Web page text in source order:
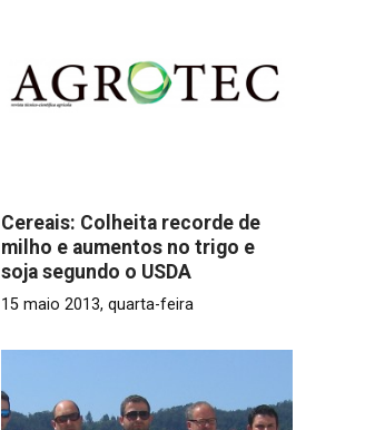
Cereais: Colheita recorde de
milho e aumentos no trigo e
soja segundo o USDA
15 maio 2013, quarta-feira